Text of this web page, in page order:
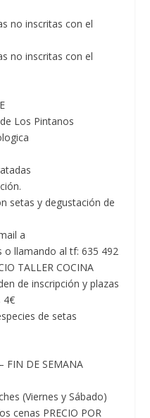
no inscritas con el
no inscritas con el
Los Pintanos
setas y degustación de
a
o llamando al tf: 635 492
TALLER COCINA
de inscripción y plazas
4€
de setas
FIN DE SEMANA
(Viernes y Sábado)
cenas PRECIO POR